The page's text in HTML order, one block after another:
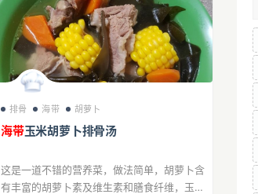
排骨 海带 胡萝卜
海带玉米胡萝卜排骨汤
这是一道不错的营养菜，做法简单，胡萝卜含
有丰富的胡萝卜素及维生素和膳食纤维，玉米